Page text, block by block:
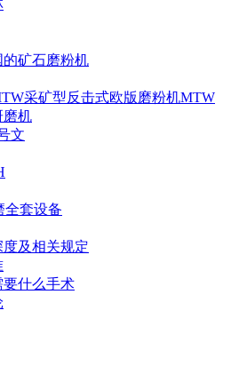
矿石磨粉机
采矿型反击式欧版磨粉机MTW
磨机
文
全套设备
及相关规定
什么手术